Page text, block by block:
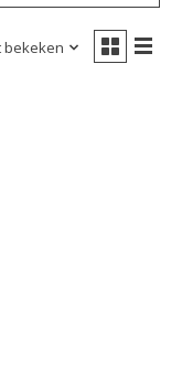
bekeken